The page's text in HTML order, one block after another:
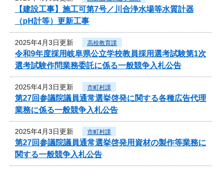
【建設工事】施工可第7号／川合浄水場等水質計器
（pH計等）更新工事
2025年4月3日更新 高校教育課
令和9年度採用岐阜県公立学校教員採用選考試験第1次
選考試験作問業務委託に係る一般競争入札公告
2025年4月3日更新 市町村課
第27回参議院議員通常選挙啓発に関する各種広告代理
業務に係る一般競争入札公告
2025年4月3日更新 市町村課
第27回参議院議員通常選挙啓発用資材の製作等業務に
関する一般競争入札公告